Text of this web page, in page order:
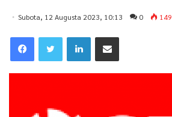
Subota, 12 Augusta 2023, 10:13 0 149